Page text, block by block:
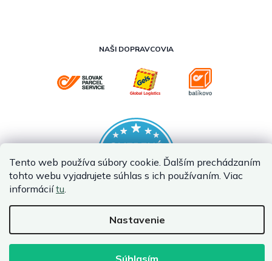
Tento web používa súbory cookie. Ďalším prechádzaním
tohto webu vyjadrujete súhlas s ich používaním. Viac
informáciítu.
Nastavenie
Súhlasím
NAŠI DOPRAVCOVIA